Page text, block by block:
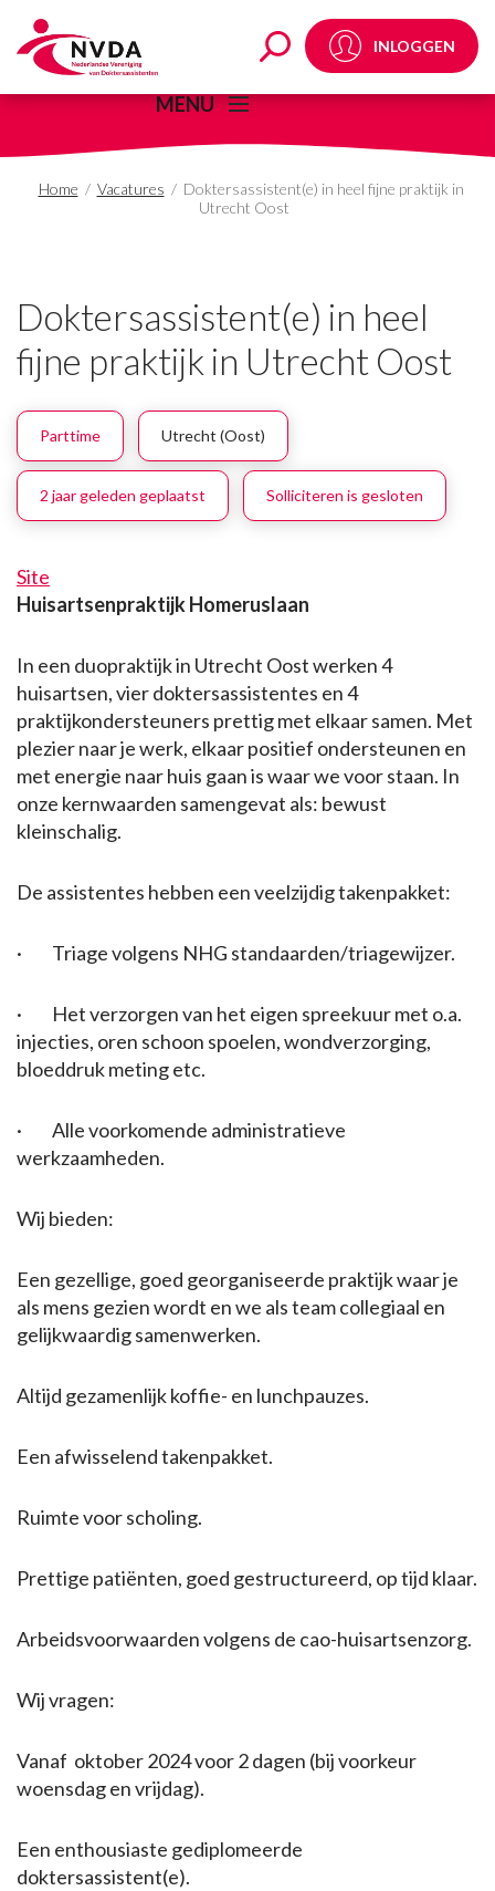
Doktersassistent(e)
INLOGGEN
MENU
Home / Vacatures / Doktersassistent(e) in heel fijne praktijk in
Utrecht Oost
Doktersassistent(e) in heel
fijne praktijk in Utrecht Oost
Parttime Utrecht (Oost)
2 jaar geleden geplaatst Solliciteren is gesloten
Site
Huisartsenpraktijk Homeruslaan
In een duopraktijk in Utrecht Oost werken 4
huisartsen, vier doktersassistentes en 4
praktijkondersteuners prettig met elkaar samen. Met
plezier naar je werk, elkaar positief ondersteunen en
met energie naar huis gaan is waar we voor staan. In
onze kernwaarden samengevat als: bewust
kleinschalig.
De assistentes hebben een veelzijdig takenpakket:
· Triage volgens NHG standaarden/triagewijzer.
· Het verzorgen van het eigen spreekuur met o.a.
injecties, oren schoon spoelen, wondverzorging,
bloeddruk meting etc.
· Alle voorkomende administratieve
werkzaamheden.
Wij bieden:
Een gezellige, goed georganiseerde praktijk waar je
als mens gezien wordt en we als team collegiaal en
gelijkwaardig samenwerken.
Altijd gezamenlijk koffie- en lunchpauzes.
Een afwisselend takenpakket.
Ruimte voor scholing.
Prettige patiënten, goed gestructureerd, op tijd klaar.
Arbeidsvoorwaarden volgens de cao-huisartsenzorg.
Wij vragen:
Vanaf oktober 2024 voor 2 dagen (bij voorkeur
woensdag en vrijdag).
Een enthousiaste gediplomeerde
doktersassistent(e).